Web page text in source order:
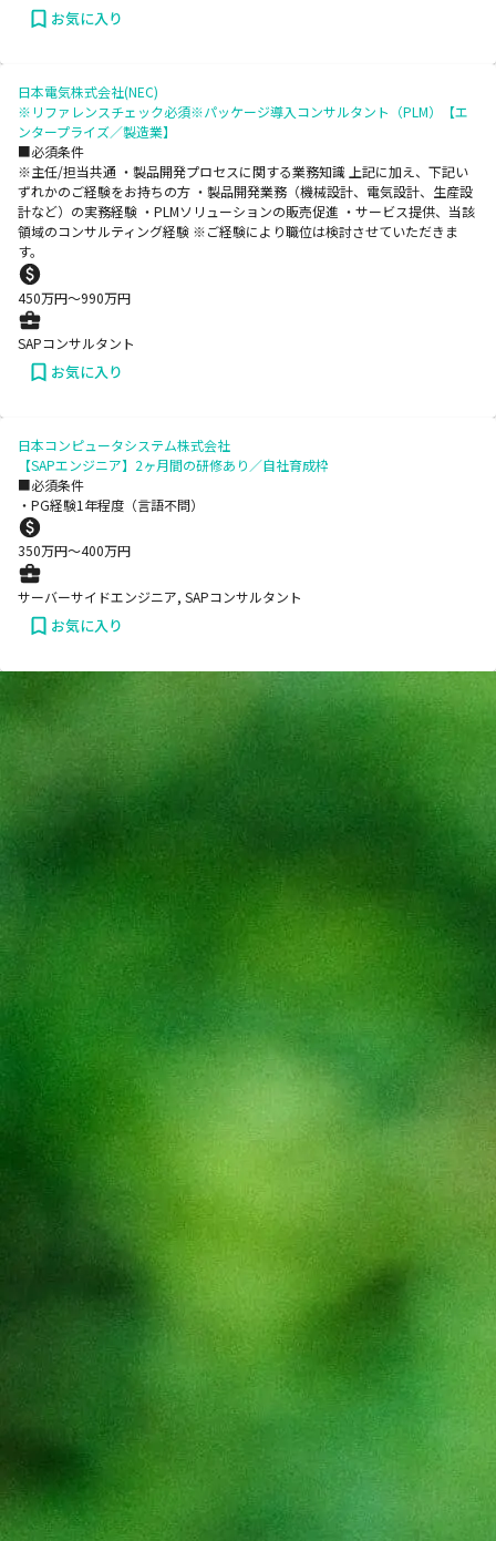
お気に入り
日本電気株式会社(NEC)
※リファレンスチェック必須※パッケージ導入コンサルタント（PLM）【エ
ンタープライズ／製造業】
■必須条件
※主任/担当共通 ・製品開発プロセスに関する業務知識 上記に加え、下記い
ずれかのご経験をお持ちの方 ・製品開発業務（機械設計、電気設計、生産設
計など）の実務経験 ・PLMソリューションの販売促進 ・サービス提供、当該
領域のコンサルティング経験 ※ご経験により職位は検討させていただきま
す。
450万円〜990万円
SAPコンサルタント
お気に入り
日本コンピュータシステム株式会社
【SAPエンジニア】2ヶ月間の研修あり／自社育成枠
■必須条件
・PG経験1年程度（言語不問）
350万円〜400万円
サーバーサイドエンジニア, SAPコンサルタント
お気に入り